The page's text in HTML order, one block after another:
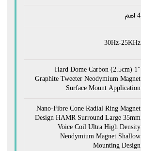
4 اهم
30Hz-25KHz
1′′ (2.5cm) Hard Dome Carbon
Graphite Tweeter Neodymium Magnet
Surface Mount Application
Nano-Fibre Cone Radial Ring Magnet
Design HAMR Surround Large 35mm
Voice Coil Ultra High Density
Neodymium Magnet Shallow
Mounting Design